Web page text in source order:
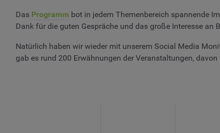
Das Programm bot in jedem Themenbereich spannende
Dank für die guten Gespräche und das große Interesse an
Natürlich haben wir wieder mit unserem Social Media
gab es rund 200 Erwähnungen der Veranstaltungen,